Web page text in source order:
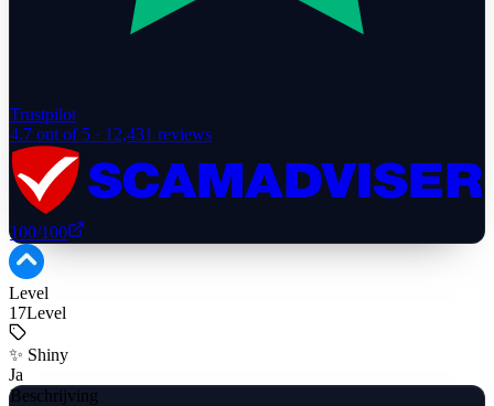
Trustpilot
4.7 out of 5 · 12,431 reviews
100/100
Level
17Level
✨ Shiny
Ja
Beschrijving